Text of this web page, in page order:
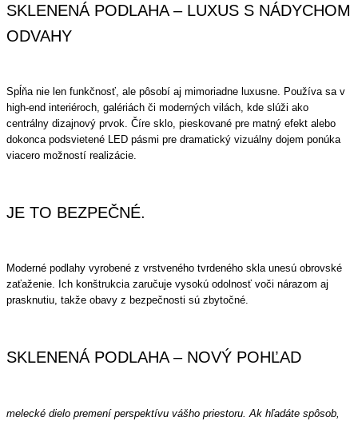
SKLENENÁ PODLAHA – LUXUS S NÁDYCHOM
ODVAHY
Spĺňa nie len funkčnosť, ale pôsobí aj mimoriadne luxusne. Používa sa v
high-end interiéroch, galériách či moderných vilách, kde slúži ako
centrálny dizajnový prvok. Číre sklo, pieskované pre matný efekt alebo
dokonca podsvietené LED pásmi pre dramatický vizuálny dojem ponúka
viacero možností realizácie.
JE TO BEZPEČNÉ.
Moderné podlahy vyrobené z vrstveného tvrdeného skla unesú obrovské
zaťaženie. Ich konštrukcia zaručuje vysokú odolnosť voči nárazom aj
prasknutiu, takže obavy z bezpečnosti sú zbytočné.
SKLENENÁ PODLAHA – NOVÝ POHĽAD
melecké dielo premení perspektívu vášho priestoru. Ak hľadáte spôsob,